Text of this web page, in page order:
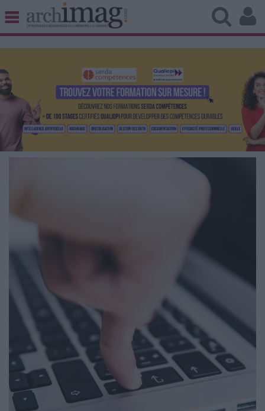
BIBLIOTHÈQUE ÉDITION
UNIVERS DATA
TRAVAIL COLLABORATIF
VIE NUMÉRIQUE
NUMÉRIQUE RESPONSABLE
LES DOSSIERS
LES BASES DE DONNÉES
L'ESPACE EMPLOI
L'ANNUAIRE DES ACTEURS
LES LIVRES BLANCS
LES SUPPLÉMENTS
NOS OFFRES D'ABONNEMENTS